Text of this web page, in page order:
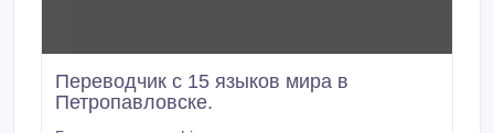
Переводчик с 15 языков мира в
Петропавловске.